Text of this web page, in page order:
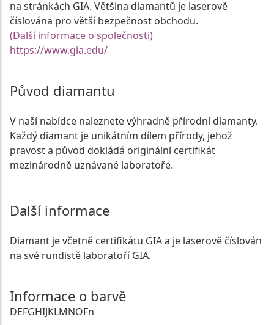
na stránkách GIA. Většina diamantů je laserově
číslována pro větší bezpečnost obchodu.
(Další informace o společnosti)
https://www.gia.edu/
Původ diamantu
V naší nabídce naleznete výhradně přírodní diamanty.
Každý diamant je unikátním dílem přírody, jehož
pravost a původ dokládá originální certifikát
mezinárodně uznávané laboratoře.
Další informace
Diamant je včetně certifikátu GIA a je laserově číslován
na své rundistě laboratoří GIA.
Informace o barvě
DEFGHIJKLMNOFn